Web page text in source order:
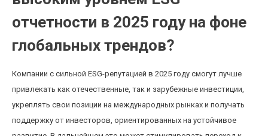
отчетности в 2025 году на фоне
глобальных трендов?
Компании с сильной ESG-репутацией в 2025 году смогут лучше
привлекать как отечественные, так и зарубежные инвестиции,
укреплять свои позиции на международных рынках и получать
поддержку от инвесторов, ориентированных на устойчивое